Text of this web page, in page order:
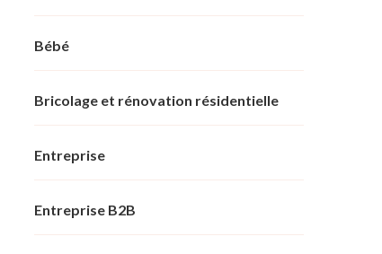
Bébé
Bricolage et rénovation résidentielle
Entreprise
Entreprise B2B